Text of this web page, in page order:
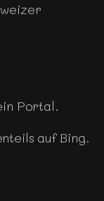
Portal.
auf Bing.